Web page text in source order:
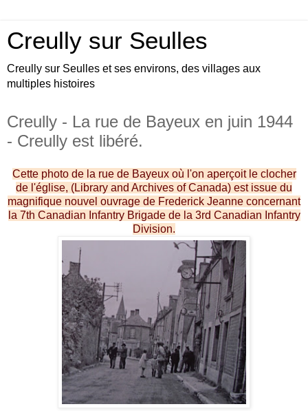
Creully sur Seulles
Creully sur Seulles et ses environs, des villages aux
multiples histoires
Creully - La rue de Bayeux en juin 1944
- Creully est libéré.
Cette photo de la rue de Bayeux où l'on aperçoit le clocher
de l'église, (Library and Archives of Canada) est issue du
magnifique nouvel ouvrage de Frederick Jeanne concernant
la 7th Canadian Infantry Brigade de la 3rd Canadian Infantry
Division.